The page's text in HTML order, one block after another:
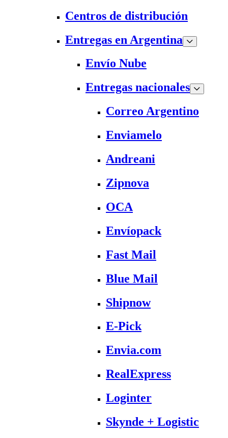
Centros de distribución
Entregas en Argentina
Envío Nube
Entregas nacionales
Correo Argentino
Enviamelo
Andreani
Zipnova
OCA
Envíopack
Fast Mail
Blue Mail
Shipnow
E-Pick
Envia.com
RealExpress
Loginter
Skynde + Logistic